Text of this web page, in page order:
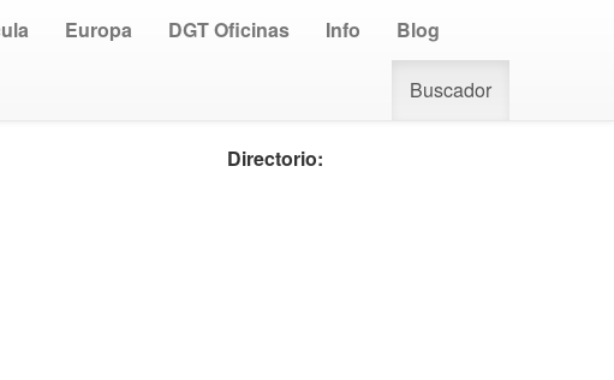
Europa DGT Oficinas Info Blog
Buscador
Directorio: